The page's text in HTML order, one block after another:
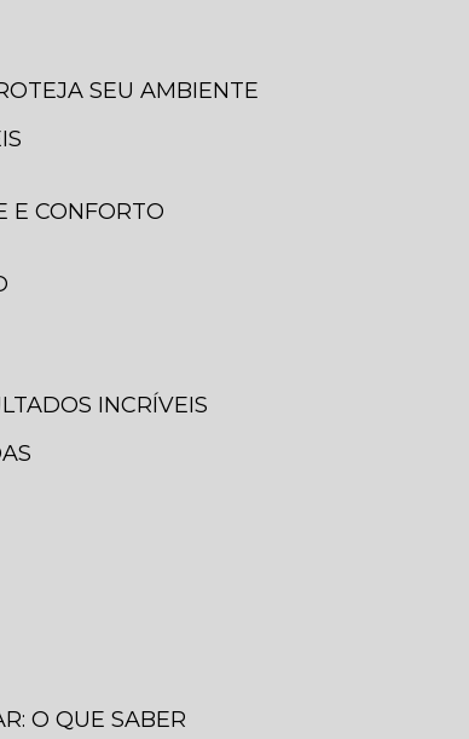
SEU AMBIENTE
E CONFORTO
INCRÍVEIS
O QUE SABER